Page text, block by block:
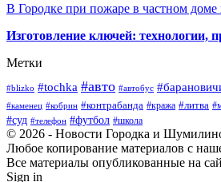
В Городке при пожаре в частном доме
Изготовление ключей: технологии,
Метки
#blizko #tochka #авто #автобус
#каменец #кобрин #контрабанда #кража #литва
#суд #телефон #футбол #школа
© 2026 - Новости Городка и
Любое копирование материалов с
Все материалы опубликованные на
Sign in